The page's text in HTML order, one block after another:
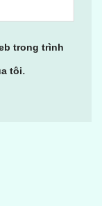
trong trình
tôi.